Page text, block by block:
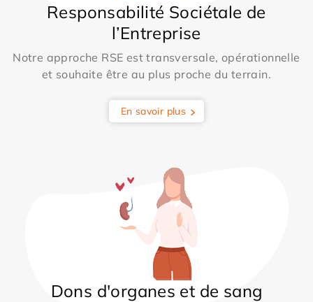
Responsabilité Sociétale de
l’Entreprise
Notre approche RSE est transversale, opérationnelle
et souhaite être au plus proche du terrain.
En savoir plus
Dons d'organes et de sang